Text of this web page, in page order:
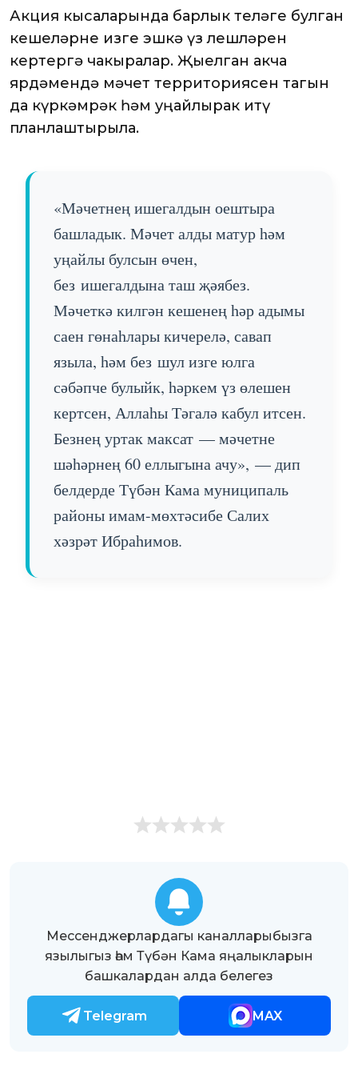
Акция кысаларында барлык теләге булган
кешеләрне изге эшкә үз өлешләрен
кертергә чакыралар. Җыелган акча
ярдәмендә мәчет территориясен тагын
да күркәмрәк һәм уңайлырак итү
планлаштырыла.
«Мәчетнең ишегалдын оештыра
башладык. Мәчет алды матур һәм
уңайлы булсын өчен,
без ишегалдына таш җәябез.
Мәчеткә килгән кешенең һәр адымы
саен гөнаһлары кичерелә, савап
языла, һәм без шул изге юлга
сәбәпче булыйк, һәркем үз өлешен
кертсен, Аллаһы Тәгалә кабул итсен.
Безнең уртак максат — мәчетне
шәһәрнең 60 еллыгына ачу», — дип
белдерде Түбән Кама муниципаль
районы имам-мөхтәсибе Салих
хәзрәт Ибраһимов.
Мессенджерлардагы каналларыбызга
язылыгыз һәм Түбән Кама яңалыкларын
башкалардан алда белегез
Telegram MAX